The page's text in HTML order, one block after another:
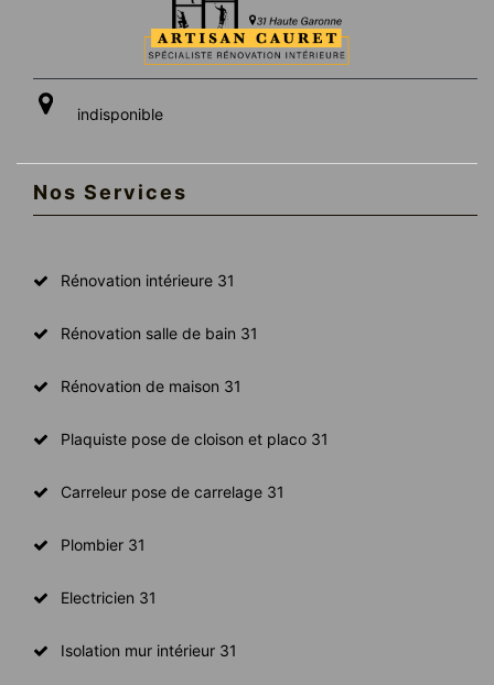
indisponible
Nos Services
Rénovation intérieure 31
Rénovation salle de bain 31
Rénovation de maison 31
Plaquiste pose de cloison et placo 31
Carreleur pose de carrelage 31
Plombier 31
Electricien 31
Isolation mur intérieur 31